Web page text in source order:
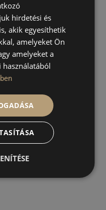
offers,
(You can unsubscribe
1st floor
hirdetési és
akik egyesíthetik
amelyeket Ön
amelyeket a
használatából